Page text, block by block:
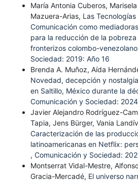
María Antonia Cuberos,
Mazuera-Arias, Las
Comunicación como
para la reducción de la
fronterizos colombo-
Sociedad: 2019: Año 16
Brenda A. Muñoz, Aída
Novedad, decepción y
en Saltillo, México durante la
Comunicación y Sociedad:
Javier Alejandro Rodríguez-
Tapia, Jens Bürger, Vania
Caracterización de las
latinoamericanas en Netflix:
, Comunicación y Sociedad:
Montserrat Vidal-Mestre,
Gracia-Mercadé, El universo